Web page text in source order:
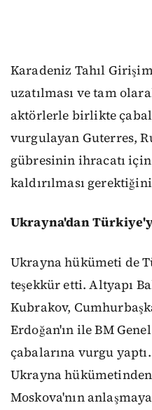
Karadeniz Tahıl
uzatılması ve tam
aktörlerle birlikte
vurgulayan Guterres,
gübresinin ihracatı
kaldırılması
Ukrayna'dan
Ukrayna hükümeti de
teşekkür etti. Altyapı
Kubrakov,
Erdoğan'ın ile BM
çabalarına vurgu
Ukrayna
Moskova'nın